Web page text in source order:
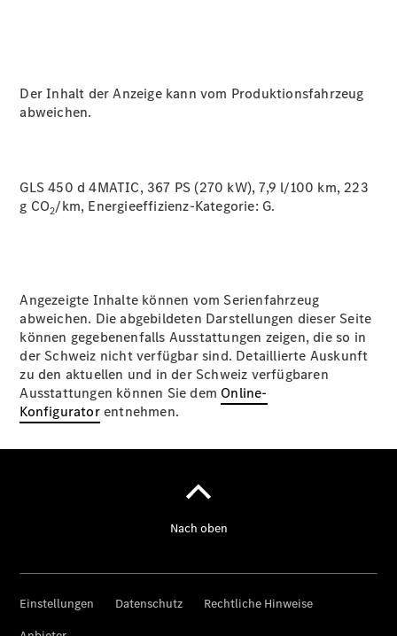
Der Inhalt der Anzeige kann vom Produktionsfahrzeug
abweichen.
GLS 450 d 4MATIC, 367 PS (270 kW), 7,9 l/100 km, 223
g CO2/km, Energieeffizienz-Kategorie: G.
Angezeigte Inhalte können vom Serienfahrzeug
abweichen. Die abgebildeten Darstellungen dieser Seite
können gegebenenfalls Ausstattungen zeigen, die so in
der Schweiz nicht verfügbar sind. Detaillierte Auskunft
zu den aktuellen und in der Schweiz verfügbaren
Ausstattungen können Sie dem Online-
Konfiguratorentnehmen.